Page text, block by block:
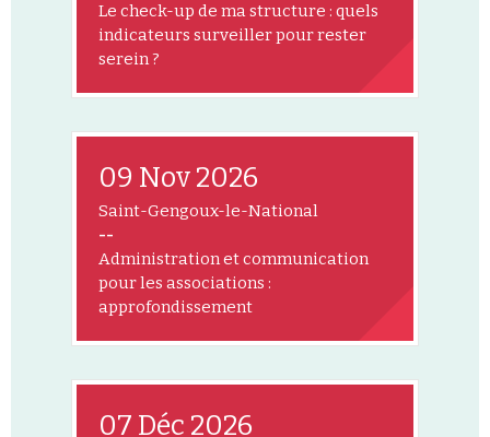
Le check-up de ma structure : quels
indicateurs surveiller pour rester
serein ?
09 Nov 2026
Saint-Gengoux-le-National
--
Administration et communication
pour les associations :
approfondissement
07 Déc 2026